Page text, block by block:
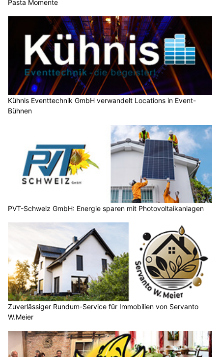
Pasta Momente
Kühnis Eventtechnik GmbH verwandelt Locations in Event-
Bühnen
PVT-Schweiz GmbH: Energie sparen mit Photovoltaikanlagen
Zuverlässiger Rundum-Service für Immobilien von Servanto
W.Meier